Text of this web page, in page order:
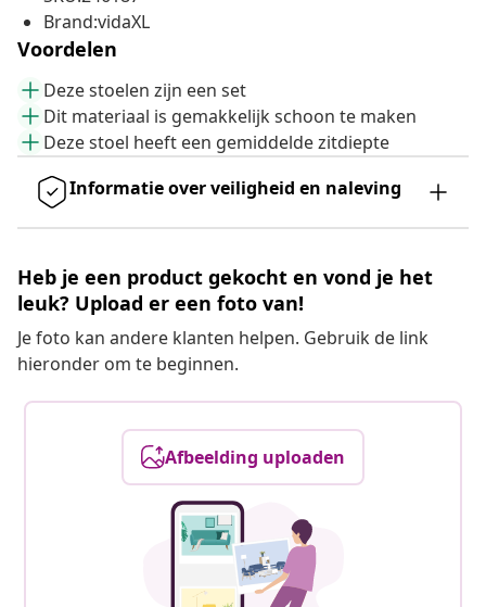
Brand:vidaXL
Voordelen
Deze stoelen zijn een set
Dit materiaal is gemakkelijk schoon te maken
Deze stoel heeft een gemiddelde zitdiepte
Informatie over veiligheid en naleving
Heb je een product gekocht en vond je het
leuk? Upload er een foto van!
Je foto kan andere klanten helpen. Gebruik de link
hieronder om te beginnen.
Afbeelding uploaden